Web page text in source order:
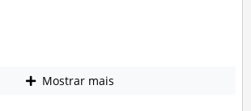
Mostrar mais